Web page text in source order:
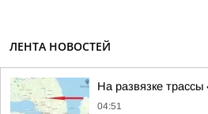
ЛЕНТА НОВОСТЕЙ
На развязке
04:51